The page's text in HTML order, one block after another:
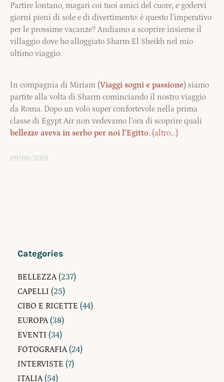
Partire lontano, magari coi tuoi amici del cuore, e godervi
giorni pieni di sole e di divertimento: è questo l’imperativo
per le prossime vacanze? Andiamo a scoprire insieme il
villaggio dove ho alloggiato Sharm El Sheikh nel mio
ultimo viaggio.
In compagnia di Miriam (Viaggi sogni e passione) siamo
partite alla volta di Sharm cominciando il nostro viaggio
da Roma. Dopo un volo super confortevole nella prima
classe di Egypt Air non vedevamo l’ora di scoprire quali
bellezze aveva in serbo per noi l’Egitto. (altro…)
09/06/2019
Categories
BELLEZZA(237)
CAPELLI (25)
CIBO E RICETTE (44)
EUROPA(38)
EVENTI (34)
FOTOGRAFIA(24)
INTERVISTE (7)
ITALIA(54)